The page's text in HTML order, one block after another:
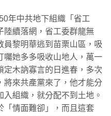
年中共地下組織「省工
陸續落網，省工委群龍無
員黎明華逃到苗栗山區，吸
囑她多多吸收山地人，萬一
定木訥寡言的日進春，多次
將來共產黨來了，他才能分
組織，就分配不到土地。
「情面難卻」，而且這套